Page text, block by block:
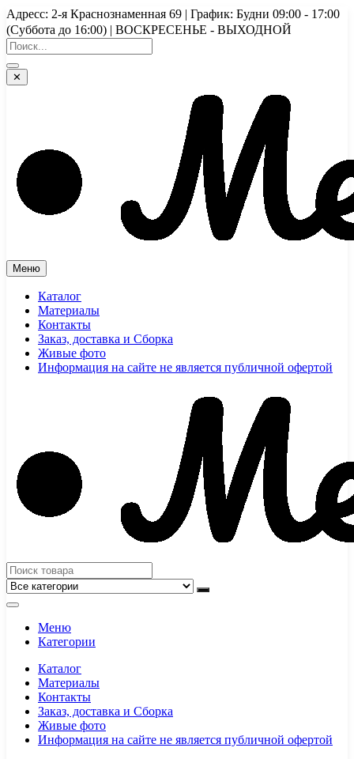
Перейти
к
содержимому
Адресс: 2-я Краснознаменная 69 | График: Будни 09:00 - 17:00
(Суббота до 16:00) | ВОСКРЕСЕНЬЕ - ВЫХОДНОЙ
✕
Меню
Каталог
Материалы
Контакты
Заказ, доставка и Сборка
Живые фото
Информация на сайте не является публичной офертой
Меню
Категории
Каталог
Материалы
Контакты
Заказ, доставка и Сборка
Живые фото
Информация на сайте не является публичной офертой